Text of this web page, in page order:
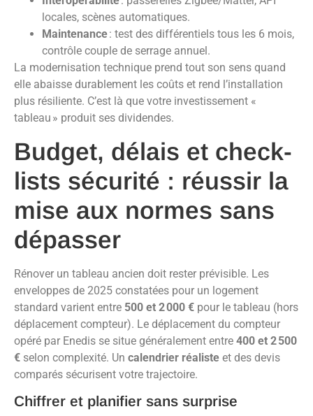
locales, scènes automatiques.
Maintenance: test des différentiels tous les 6 mois,
contrôle couple de serrage annuel.
La modernisation technique prend tout son sens quand
elle abaisse durablement les coûts et rend l’installation
plus résiliente. C’est là que votre investissement «
tableau » produit ses dividendes.
Budget, délais et check-
lists sécurité : réussir la
mise aux normes sans
dépasser
Rénover un tableau ancien doit rester prévisible. Les
enveloppes de 2025 constatées pour un logement
standard varient entre 500 et 2 000 € pour le tableau (hors
déplacement compteur). Le déplacement du compteur
opéré par Enedis se situe généralement entre 400 et 2 500
€ selon complexité. Un calendrier réaliste et des devis
comparés sécurisent votre trajectoire.
Chiffrer et planifier sans surprise